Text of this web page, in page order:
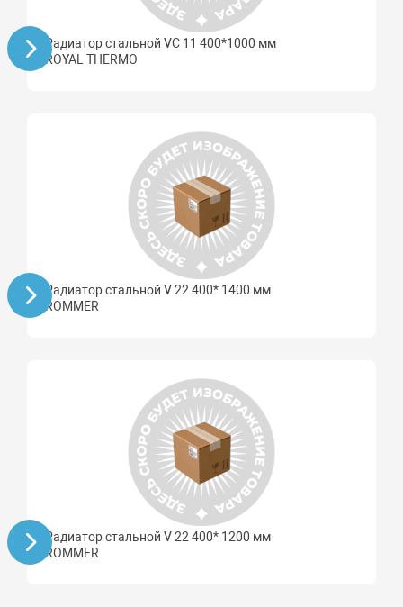
Радиатор стальной VC 11 400*1000 мм
ROYAL THERMO
Радиатор стальной V 22 400* 1400 мм
ROMMER
Радиатор стальной V 22 400* 1200 мм
ROMMER